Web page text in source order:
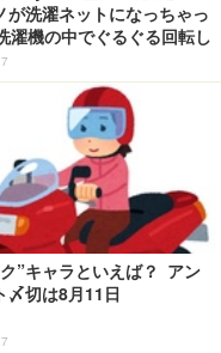
が洗濯ネットになっちゃっ
濯機の中でぐるぐる回転し
姿を思わず眺めたくなっち
”キャラといえば？ アン
〆切は8月11日